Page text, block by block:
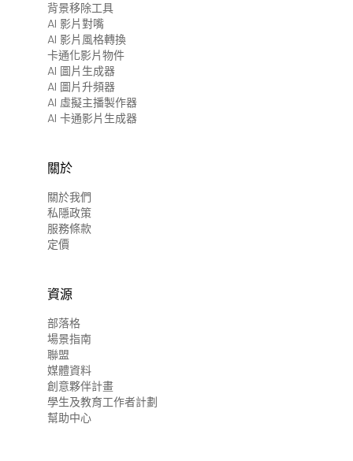
背景移除工具
AI 影片對嘴
AI 影片風格轉換
卡通化影片物件
AI 圖片生成器
AI 圖片升頻器
AI 虛擬主播製作器
AI 卡通影片生成器
關於
關於我們
私隱政策
服務條款
定價
資源
部落格
場景指南
聯盟
媒體資料
創意夥伴計畫
學生及教育工作者計劃
幫助中心